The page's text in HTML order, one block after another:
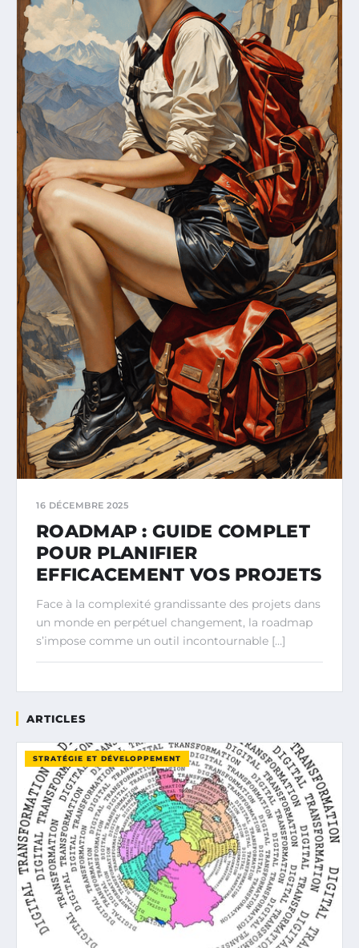
16 DÉCEMBRE 2025
ROADMAP : GUIDE COMPLET
POUR PLANIFIER
EFFICACEMENT VOS PROJETS
Face à la complexité grandissante des projets dans
un monde en perpétuel changement, la roadmap
s’impose comme un outil incontournable […]
ARTICLES
STRATÉGIE ET DÉVELOPPEMENT